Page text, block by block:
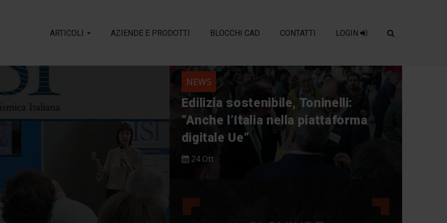
ARTICOLI AZIENDE E PRODOTTI BLOCCHI CAD CONTATTI LOGIN
NEWS
Edilizia sostenibile, Toninelli:
“Anche l’Italia nella piattaforma
digitale Ue”
24 Ott